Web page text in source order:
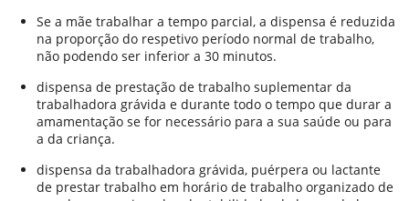
Se a mãe trabalhar a tempo parcial, a dispensa é reduzida
na proporção do respetivo período normal de trabalho,
não podendo ser inferior a 30 minutos.
dispensa de prestação de trabalho suplementar da
trabalhadora grávida e durante todo o tempo que durar a
amamentação se for necessário para a sua saúde ou para
a da criança.
dispensa da trabalhadora grávida, puérpera ou lactante
de prestar trabalho em horário de trabalho organizado de